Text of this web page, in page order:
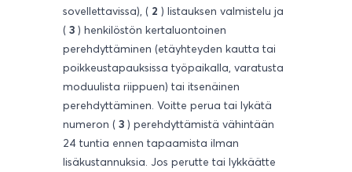
sovellettavissa), ( 2 ) listauksen valmistelu ja
( 3 ) henkilöstön kertaluontoinen
perehdyttäminen (etäyhteyden kautta tai
poikkeustapauksissa työpaikalla, varatusta
moduulista riippuen) tai itsenäinen
perehdyttäminen. Voitte perua tai lykätä
numeron ( 3 ) perehdyttämistä vähintään
24 tuntia ennen tapaamista ilman
lisäkustannuksia. Jos perutte tai lykkäätte